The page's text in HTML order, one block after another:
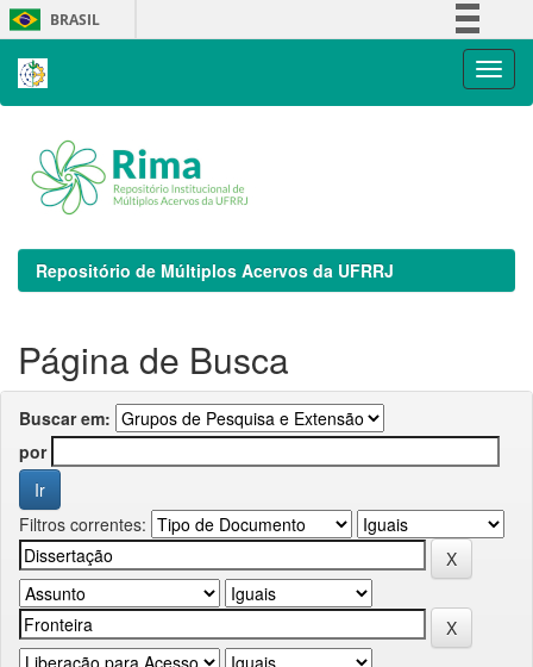
Skip
navigation
BRASIL
Repositório de Múltiplos Acervos da UFRRJ
Página de Busca
Buscar em:
por
Filtros correntes: